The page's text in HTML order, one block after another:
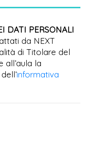
DATI PERSONALI
da NEXT
di Titolare del
all’aula la
informativa